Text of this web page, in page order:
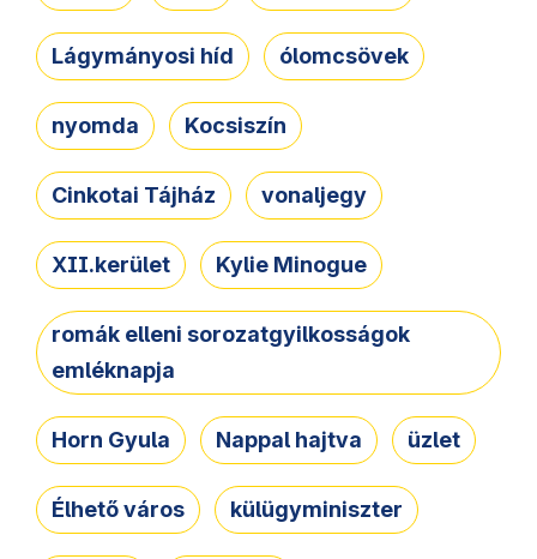
Lágymányosi híd ólomcsövek
nyomda Kocsiszín
Cinkotai Tájház vonaljegy
XII.kerület Kylie Minogue
romák elleni sorozatgyilkosságok
emléknapja
Horn Gyula Nappal hajtva üzlet
Élhető város külügyminiszter